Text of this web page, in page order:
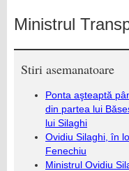
Ministrul
Stiri asemanatoare
Ponta aşteaptă
din partea lui
lui Silaghi
Ovidiu Silaghi, în
Fenechiu
Ministrul Ovidiu